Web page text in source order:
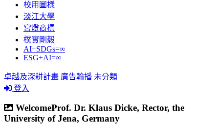
校用圖樣
淡江大學
宮燈商標
樸實剛毅
AI+SDGs=∞
ESG+AI=∞
卓越及深耕計畫 廣告輪播 未分類
登入
WelcomeProf. Dr. Klaus Dicke, Rector, the
University of Jena, Germany